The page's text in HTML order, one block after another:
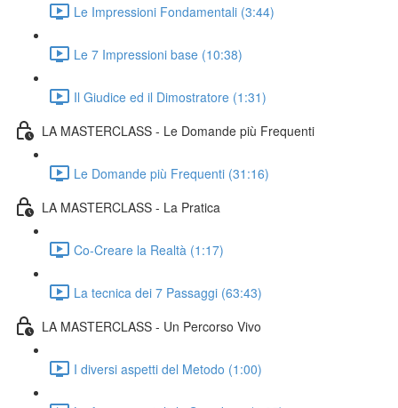
Le Impressioni Fondamentali (3:44)
Le 7 Impressioni base (10:38)
Il Giudice ed il Dimostratore (1:31)
LA MASTERCLASS - Le Domande più Frequenti
Le Domande più Frequenti (31:16)
LA MASTERCLASS - La Pratica
Co-Creare la Realtà (1:17)
La tecnica dei 7 Passaggi (63:43)
LA MASTERCLASS - Un Percorso Vivo
I diversi aspetti del Metodo (1:00)